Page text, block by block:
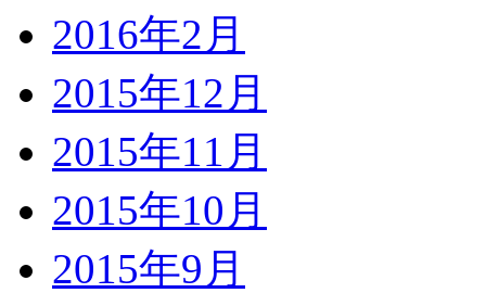
2016年2月
2015年12月
2015年11月
2015年10月
2015年9月